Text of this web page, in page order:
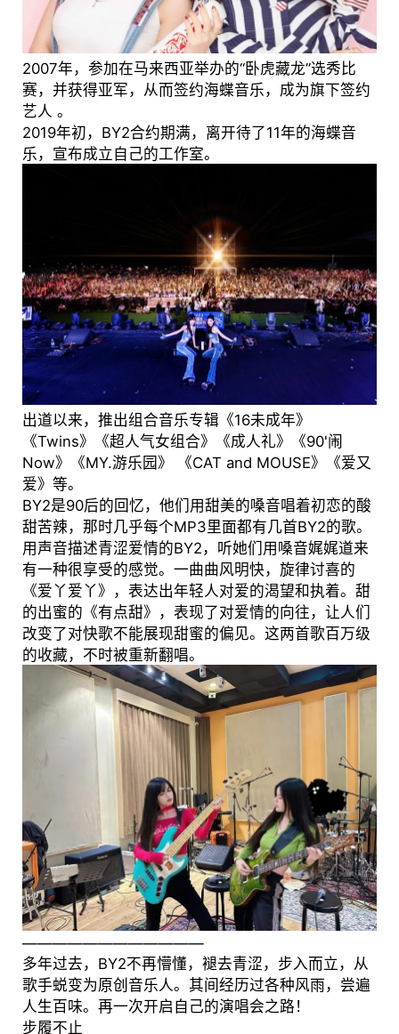
2007年，参加在马来西亚举办的“卧虎藏龙”选秀比
赛，并获得亚军，从而签约海蝶音乐，成为旗下签约
艺人 。
2019年初，BY2合约期满，离开待了11年的海蝶音
乐，宣布成立自己的工作室。
出道以来，推出组合音乐专辑《16未成年》
《Twins》《超人气女组合》《成人礼》《90'闹
Now》《MY.游乐园》 《CAT and MOUSE》《爱又
爱》等。
BY2是90后的回忆，他们用甜美的嗓音唱着初恋的酸
甜苦辣，那时几乎每个MP3里面都有几首BY2的歌。
用声音描述青涩爱情的BY2，听她们用嗓音娓娓道来
有一种很享受的感觉。一曲曲风明快，旋律讨喜的
《爱丫爱丫》，表达出年轻人对爱的渴望和执着。甜
的出蜜的《有点甜》，表现了对爱情的向往，让人们
改变了对快歌不能展现甜蜜的偏见。这两首歌百万级
的收藏，不时被重新翻唱。
————————————
多年过去，BY2不再懵懂，褪去青涩，步入而立，从
歌手蜕变为原创音乐人。其间经历过各种风雨，尝遍
人生百味。再一次开启自己的演唱会之路！
步履不止